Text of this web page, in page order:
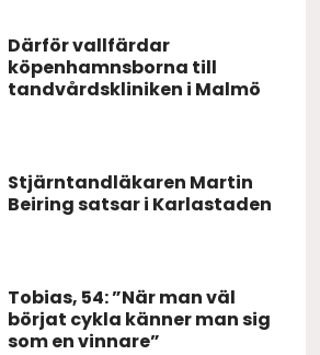
Därför vallfärdar
köpenhamnsborna till
tandvårdskliniken i Malmö
Stjärntandläkaren Martin
Beiring satsar i Karlastaden
Tobias, 54: ”När man väl
börjat cykla känner man sig
som en vinnare”